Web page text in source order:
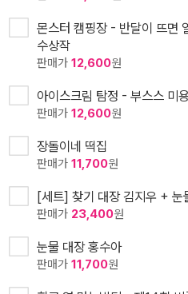
몬스터 캠핑장 - 반달이 뜨면
수상작
판매가 12,600원
아이스크림 탐정 - 부스스 미
판매가 12,600원
장돌이네 떡집
판매가 11,700원
[세트] 찾기 대장 김지우 +
판매가 23,400원
눈물 대장 홍수아
판매가 11,700원